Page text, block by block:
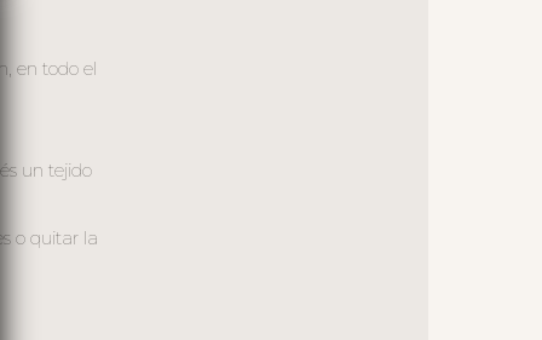
en todo el
un tejido
o quitar la